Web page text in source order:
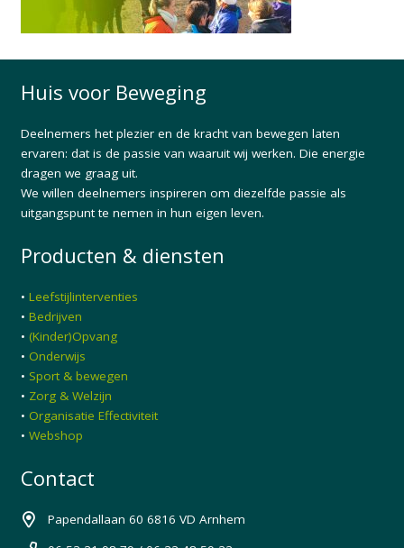
Huis voor Beweging
Deelnemers het plezier en de kracht van bewegen laten
ervaren: dat is de passie van waaruit wij werken. Die energie
dragen we graag uit.
We willen deelnemers inspireren om diezelfde passie als
uitgangspunt te nemen in hun eigen leven.
Producten & diensten
• Leefstijlinterventies
• Bedrijven
• (Kinder)Opvang
• Onderwijs
• Sport & bewegen
• Zorg & Welzijn
• Organisatie Effectiviteit
• Webshop
Contact
Papendallaan 60 6816 VD Arnhem